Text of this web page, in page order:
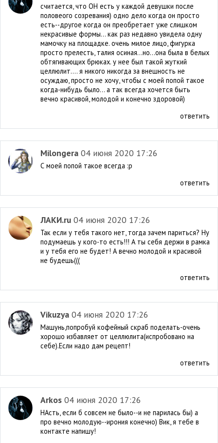
считается, что ОН есть у каждой девушки после
половеого созревания) одно дело когда он просто
есть--другое когда он преобретает уже слишком
некрасивые формы... как раз недавно увидела одну
мамочку на площадке. очень милое лицо, фигурка
просто прелесть, талия осиная...но...она была в белых
обтягивающих брюках. у нее был такой жуткий
целлюлит.... я никого никогда за внешность не
осуждаю, просто не хочу, чтобы с моей попой такое
когда-нибудь было... а так всегда хочется быть
вечно красивой, молодой и конечно здоровой)
ответить
Milongera 04 июня 2020 17:26
С моей попой такое всегда :p
ответить
ЛАКИ.ru 04 июня 2020 17:26
Так если у тебя такого нет, тогда зачем париться? Ну
подумаешь у кого-то есть!!! А ты себя держи в рамка
и у тебя его не будет! А вечно молодой и красивой
не будешь(((
ответить
Vikuzya 04 июня 2020 17:26
Машунь,попробуй кофейный скраб поделать-очень
хорошо избавляет от целлюлита(испробовано на
себе).Если надо дам рецепт!
ответить
Arkos 04 июня 2020 17:26
НАсть, если б совсем не было--и не парилась бы) а
про вечно молодую--ирония конечно) Вик, я тебе в
контакте напишу!